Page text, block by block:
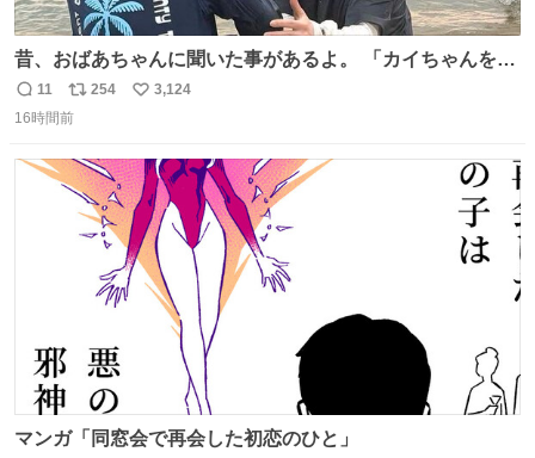
昔、おばあちゃんに聞いた事があるよ。 「カイちゃんをい
じめると、アイツが海から上がって来るぞ。」って。
返
信
11
リ
ポ
ト
数
254
い
数
3,124
16時間前
マンガ「同窓会で再会した初恋のひと」